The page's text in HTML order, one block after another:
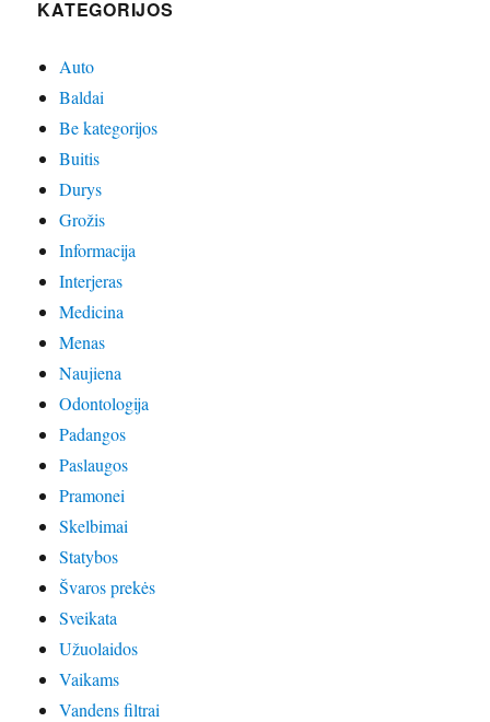
KATEGORIJOS
Auto
Baldai
Be kategorijos
Buitis
Durys
Grožis
Informacija
Interjeras
Medicina
Menas
Naujiena
Odontologija
Padangos
Paslaugos
Pramonei
Skelbimai
Statybos
Švaros prekės
Sveikata
Užuolaidos
Vaikams
Vandens filtrai